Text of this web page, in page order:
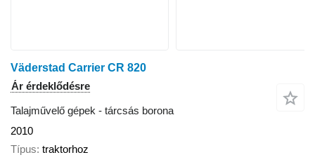
Väderstad Carrier CR 820
Ár érdeklődésre
Talajművelő gépek - tárcsás borona
2010
Típus traktorhoz